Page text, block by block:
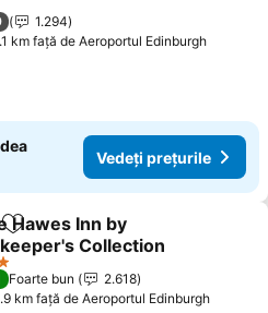
1.294
km faţă de Aeroportul Edinburgh
Vedeți prețurile
Adăugaţi la favorite
Hawes Inn by
Collection
Foarte bun
2.618
km faţă de Aeroportul Edinburgh